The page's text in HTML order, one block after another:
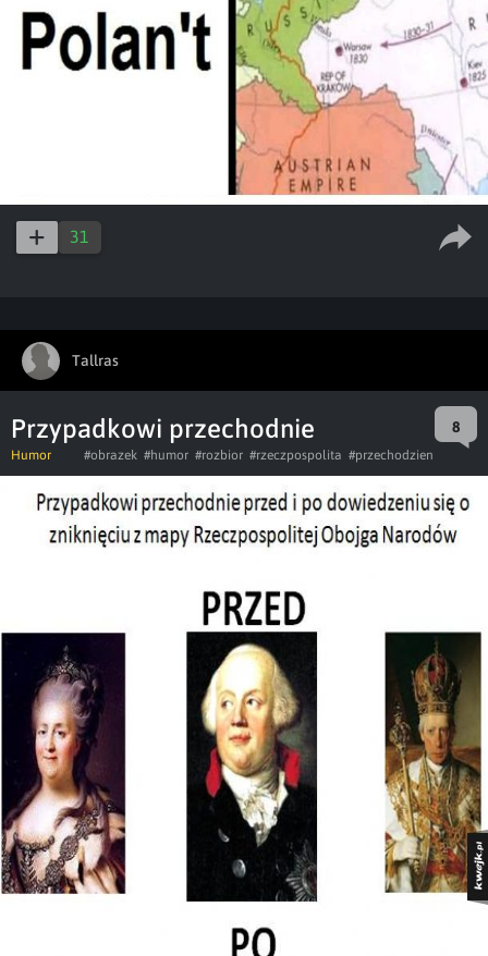
31
Tallras
Przypadkowi przechodnie 8
Humor #obrazek #humor #rozbior #rzeczpospolita #przechodzien